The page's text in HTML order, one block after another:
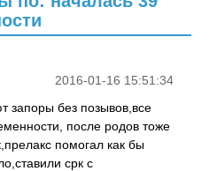
2016-01-16 15:51:34
запоры без позывов,все
после родов тоже
помогал как бы
срк с